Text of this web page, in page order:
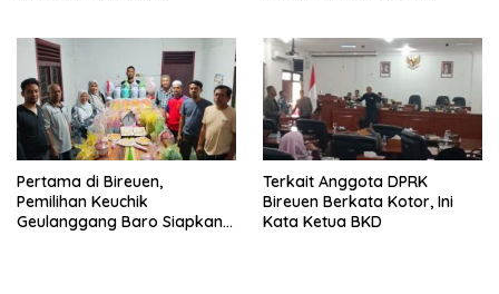
Pertama di Bireuen,
Pemilihan Keuchik
Geulanggang Baro Siapkan
Terkait Anggota DPRK
Bireuen Berkata Kotor, Ini
Kata Ketua BKD